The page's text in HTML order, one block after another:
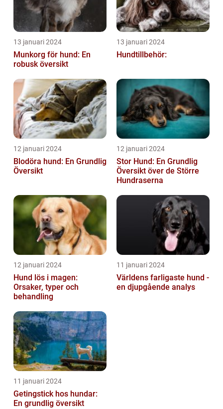
13 januari 2024
Munkorg för hund: En
robusk översikt
13 januari 2024
Hundtillbehör:
12 januari 2024
Blodöra hund: En Grundlig
Översikt
12 januari 2024
Stor Hund: En Grundlig
Översikt över de Större
Hundraserna
12 januari 2024
Hund lös i magen:
Orsaker, typer och
behandling
11 januari 2024
Världens farligaste hund -
en djupgående analys
11 januari 2024
Getingstick hos hundar:
En grundlig översikt